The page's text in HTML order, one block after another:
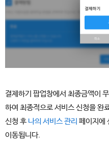
결제하기 팝업창에서 최종금액이
하여 최종적으로 서비스 신청을 완
신청 후 나의 서비스 관리 페이지에
이동됩니다.